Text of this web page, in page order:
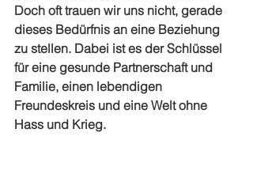
Doch oft trauen wir uns nicht, gerade
dieses Bedürfnis an eine Beziehung
zu stellen. Dabei ist es der Schlüssel
für eine gesunde Partnerschaft und
Familie, einen lebendigen
Freundeskreis und eine Welt ohne
Hass und Krieg.